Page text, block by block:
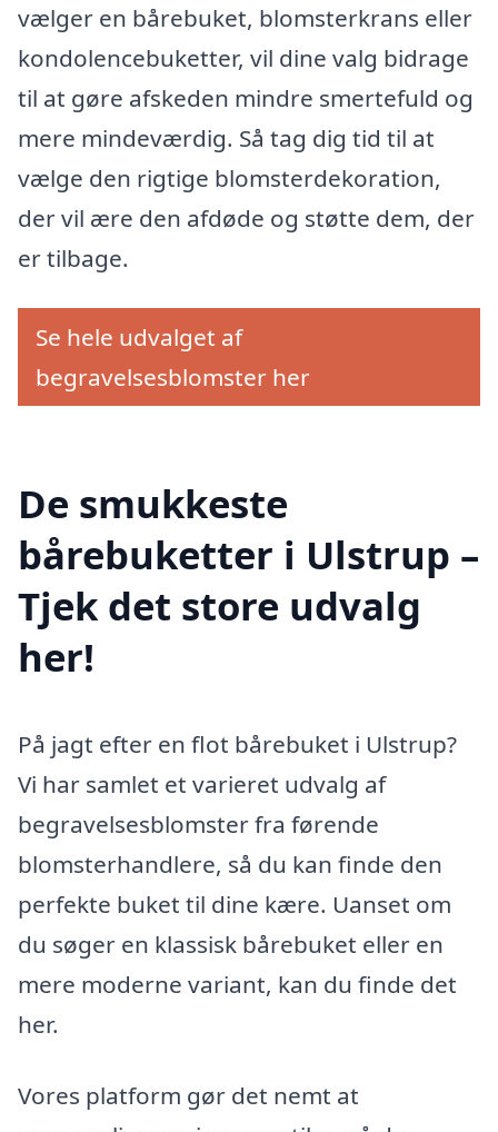
vælger en bårebuket, blomsterkrans eller
kondolencebuketter, vil dine valg bidrage
til at gøre afskeden mindre smertefuld og
mere mindeværdig. Så tag dig tid til at
vælge den rigtige blomsterdekoration,
der vil ære den afdøde og støtte dem, der
er tilbage.
Se hele udvalget af
begravelsesblomster her
De smukkeste
bårebuketter i Ulstrup –
Tjek det store udvalg
her!
På jagt efter en flot bårebuket i Ulstrup?
Vi har samlet et varieret udvalg af
begravelsesblomster fra førende
blomsterhandlere, så du kan finde den
perfekte buket til dine kære. Uanset om
du søger en klassisk bårebuket eller en
mere moderne variant, kan du finde det
her.
Vores platform gør det nemt at